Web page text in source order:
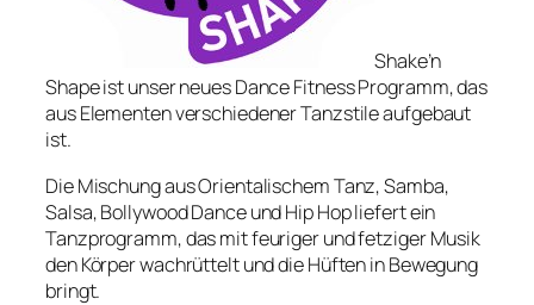
Shake’n
Shape ist unser neues Dance Fitness Programm, das
aus Elementen verschiedener Tanzstile aufgebaut
ist.
Die Mischung aus Orientalischem Tanz, Samba,
Salsa, Bollywood Dance und Hip Hop liefert ein
Tanzprogramm, das mit feuriger und fetziger Musik
den Körper wachrüttelt und die Hüften in Bewegung
bringt.